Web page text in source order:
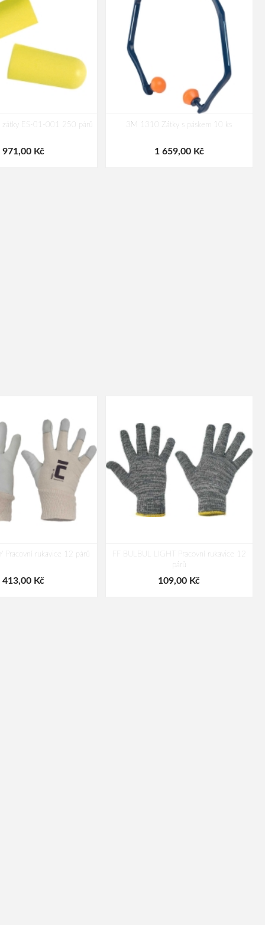
zátky ES-01-001 250 párů
971,00 Kč
3M 1310 Zátky s páskem 10 ks
1 659,00 Kč
Pracovní rukavice 12 párů
413,00 Kč
FF BULBUL LIGHT Pracovní rukavice 12
párů
109,00 Kč